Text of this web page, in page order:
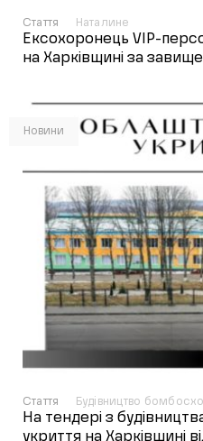
Стаття Наталине
Ексохоронець VIP-
на Харківщині за
Новини
Стаття Будівництво
На тендері з
укриття на Харківщині